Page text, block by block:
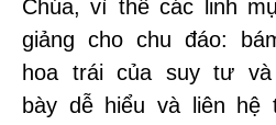
Chúa, vì thế các linh
giảng cho chu đáo:
hoa trái của suy tư
bày dễ hiểu và liên